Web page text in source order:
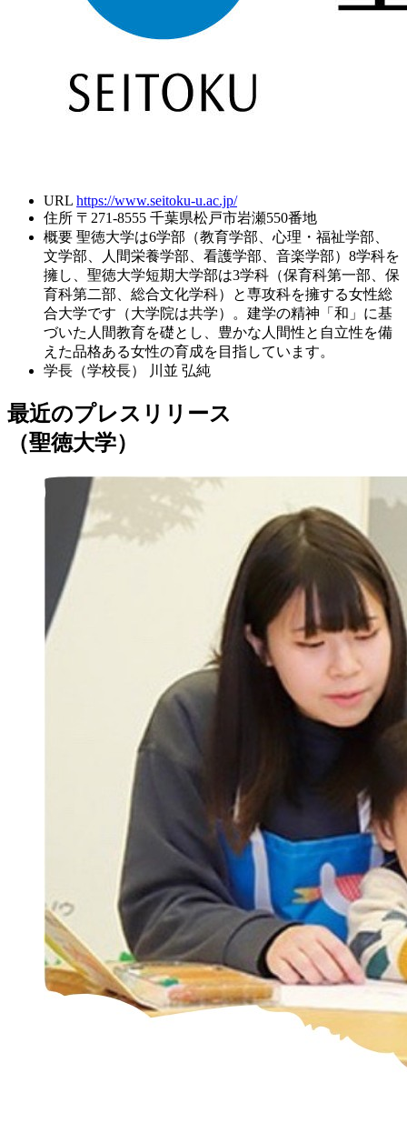
URL https://www.seitoku-u.ac.jp/
住所 〒271-8555 千葉県松戸市岩瀬550番地
概要 聖徳大学は6学部（教育学部、心理・福祉学部、
文学部、人間栄養学部、看護学部、音楽学部）8学科を
擁し、聖徳大学短期大学部は3学科（保育科第一部、保
育科第二部、総合文化学科）と専攻科を擁する女性総
合大学です（大学院は共学）。建学の精神「和」に基
づいた人間教育を礎とし、豊かな人間性と自立性を備
えた品格ある女性の育成を目指しています。
学長（学校長）
川並 弘純
最近のプレスリリース
（聖徳大学）